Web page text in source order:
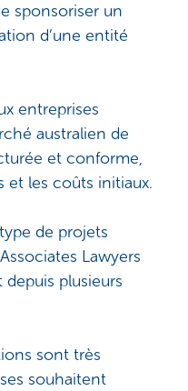
sponsoriser un
d’une entité
entreprises
australien de
et conforme,
et les coûts initiaux.
de projets
Lawyers
plusieurs
sont très
souhaitent